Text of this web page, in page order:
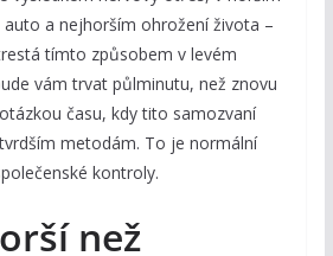
a nejhorším ohrožení života –
tímto způsobem v levém
vám trvat půlminutu, než znovu
času, kdy tito samozvaní
metodám. To je normální
kontroly.
než